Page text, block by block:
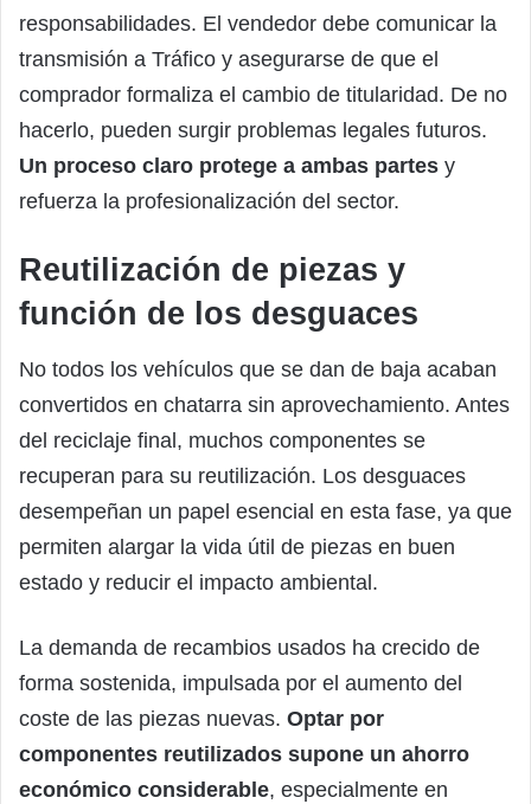
responsabilidades. El vendedor debe comunicar la
transmisión a Tráfico y asegurarse de que el
comprador formaliza el cambio de titularidad. De no
hacerlo, pueden surgir problemas legales futuros.
Un proceso claro protege a ambas partes y
refuerza la profesionalización del sector.
Reutilización de piezas y
función de los desguaces
No todos los vehículos que se dan de baja acaban
convertidos en chatarra sin aprovechamiento. Antes
del reciclaje final, muchos componentes se
recuperan para su reutilización. Los desguaces
desempeñan un papel esencial en esta fase, ya que
permiten alargar la vida útil de piezas en buen
estado y reducir el impacto ambiental.
La demanda de recambios usados ha crecido de
forma sostenida, impulsada por el aumento del
coste de las piezas nuevas. Optar por
componentes reutilizados supone un ahorro
económico considerable, especialmente en